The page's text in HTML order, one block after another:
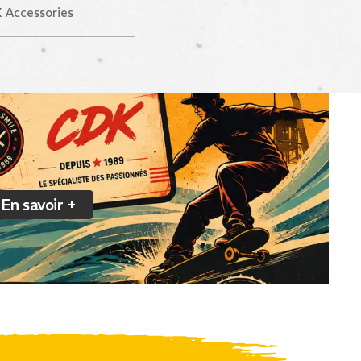
Accessories
En savoir +